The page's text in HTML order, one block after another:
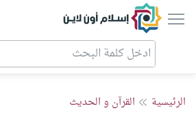
إسلام أون لاين
الرئيسية القرآن و الحديث